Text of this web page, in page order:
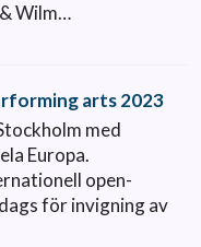
Wilm…
arts 2023
med
Europa.
open-
för invigning av